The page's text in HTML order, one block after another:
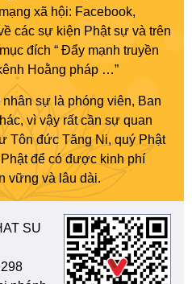
xã hội: Facebook,
các sự kiện Phật sự và trên
đích “ Đẩy mạnh truyền
Hoằng pháp …”
sự là phóng viên, Ban
vì vậy rất cần sự quan
Tôn đức Tăng Ni, quý Phật
để có được kinh phí
vững và lâu dài.
SU